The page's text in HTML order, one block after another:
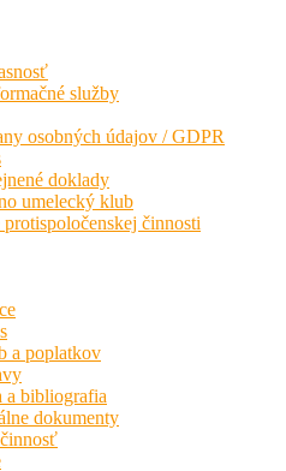
služby
osobných údajov / GDPR
doklady
umelecký klub
činnosti
a poplatkov
a bibliografia
dokumenty